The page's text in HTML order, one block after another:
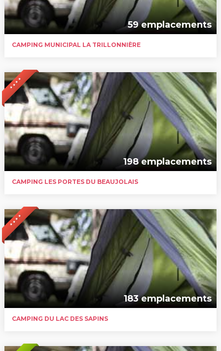
59 emplacements
CAMPING MUNICIPAL LA TRILLONNIÈRE
* * * *
198 emplacements
CAMPING LES PORTES DU BEAUJOLAIS
* * * *
183 emplacements
CAMPING DU LAC DES SAPINS